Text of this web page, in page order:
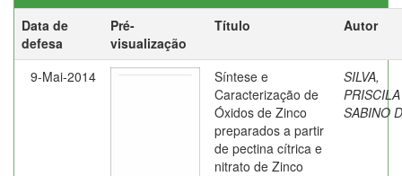
Data de
defesa
Pré-
visualização
Título Autor
9-Mai-2014
Síntese e
Caracterização de
Óxidos de Zinco
preparados a partir
de pectina cítrica e
nitrato de Zinco
SILVA,
PRISCILA
SABINO